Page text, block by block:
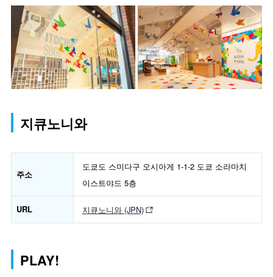
지큐노니와
주소
도쿄도 스미다구 오시아게 1-1-2 도쿄 소라마치
이스트야드 5층
URL 지큐노니와 (JPN)
PLAY!